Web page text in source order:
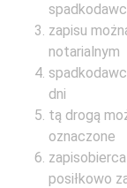
zapisu
notarialnym
dni
tą drogą
oznaczone
posiłkowo